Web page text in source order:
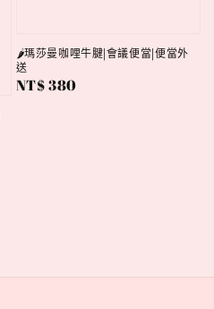
🌶️瑪莎曼咖哩牛腱|會議便當|便當外
送
Regular
NT$ 380